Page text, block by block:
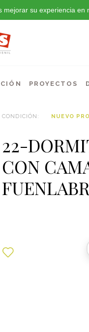
su experiencia en
PROYECTOS
CONDICIÓN: NUEVO
22-
CON